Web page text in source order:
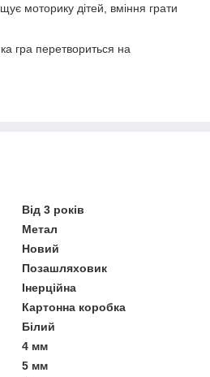
моторику дітей, вміння грати
гра перетвориться на
Від 3 років
Метал
Новий
Позашляховик
Інерційна
Картонна коробка
Білий
4 мм
5 мм